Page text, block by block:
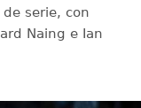
serie, con
Naing e Ian